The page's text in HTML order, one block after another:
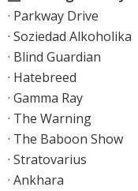
· Parkway Drive
· Soziedad Alkoholika
· Blind Guardian
· Hatebreed
· Gamma Ray
· The Warning
· The Baboon Show
· Stratovarius
· Ankhara